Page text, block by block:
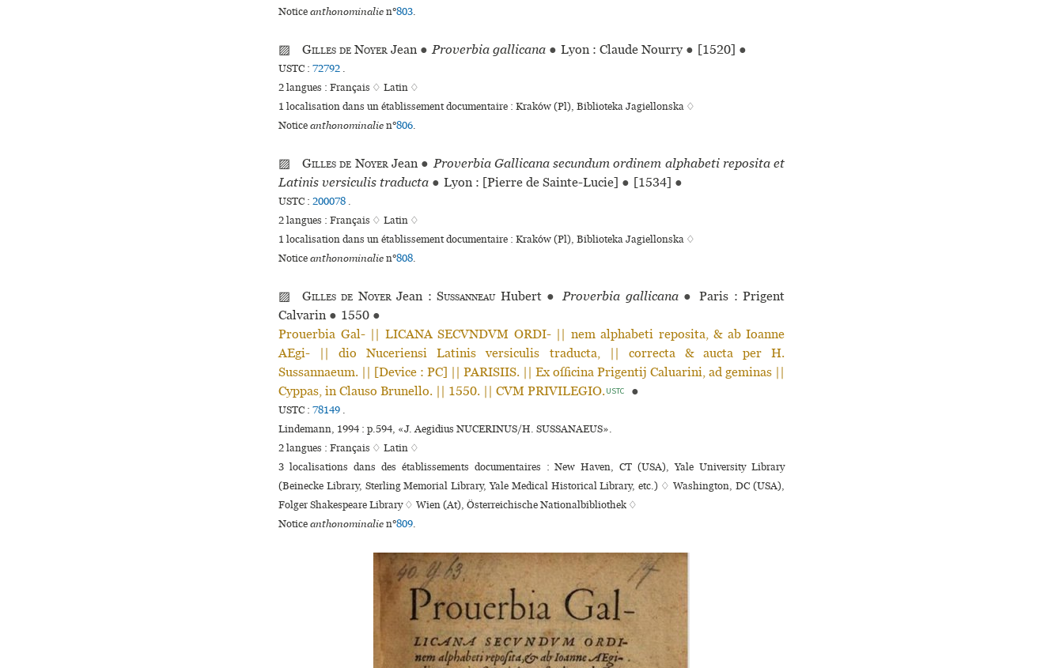
Noticeanthonominalien°803.
▨ Gilles de Noyer Jean ● Proverbia gallicana ● Lyon : Claude Nourry ● [1520] ●
USTC : 72792 .
2 langues : Français ♢ Latin ♢
1 localisation dans un établissement documentaire : Kraków (Pl), Biblioteka Jagiellonska ♢
Noticeanthonominalien°806.
▨ Gilles de NoyerJean ● Proverbia Gallicana secundum ordinem alphabeti reposita et
Latinis versiculis traducta ● Lyon : [Pierre de Sainte-Lucie] ● [1534] ●
USTC : 200078 .
2 langues : Français ♢ Latin ♢
1 localisation dans un établissement documentaire : Kraków (Pl), Biblioteka Jagiellonska ♢
Noticeanthonominalien°808.
▨ Gilles de NoyerJean :SussanneauHubert ● Proverbia gallicana ● Paris : Prigent
Calvarin ● 1550 ●
Prouerbia Gal- || LICANA SECVNDVM ORDI- || nem alphabeti reposita, & ab Ioanne
AEgi- || dio Nuceriensi Latinis versiculis traducta, || correcta & aucta per H.
Sussannaeum. || [Device : PC] || PARISIIS. || Ex officina Prigentij Caluarini, ad geminas ||
Cyppas, in Clauso Brunello. || 1550. || CVM PRIVILEGIO.USTC ●
USTC : 78149 .
Lindemann, 1994 : p.594, «J. Aegidius NUCERINUS/H. SUSSANAEUS».
2 langues : Français ♢ Latin ♢
3 localisations dans des établissements documentaires : New Haven, CT (USA), Yale University Library
(Beinecke Library, Sterling Memorial Library, Yale Medical Historical Library, etc.) ♢ Washington, DC (USA),
Folger Shakespeare Library ♢ Wien (At), Österreichische Nationalbibliothek ♢
Noticeanthonominalien°809.